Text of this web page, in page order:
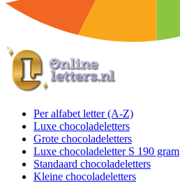
Per alfabet letter (A-Z)
Luxe chocoladeletters
Grote chocoladeletters
Luxe chocoladeletter S 190 gram
Standaard chocoladeletters
Kleine chocoladeletters